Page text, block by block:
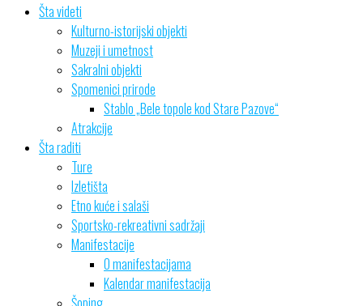
Šta videti
Kulturno-istorijski objekti
Muzeji i umetnost
Sakralni objekti
Spomenici prirode
Stablo „Bele topole kod Stare Pazove“
Atrakcije
Šta raditi
Ture
Izletišta
Etno kuće i salaši
Sportsko-rekreativni sadržaji
Manifestacije
O manifestacijama
Kalendar manifestacija